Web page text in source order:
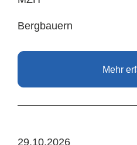
Bergbauern
Mehr
29.10.2026